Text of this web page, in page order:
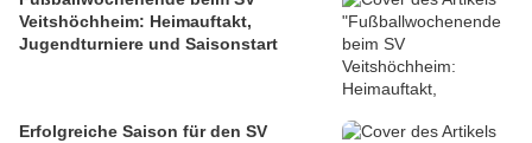
Veitshöchheim: Heimauftakt,
Jugendturniere und Saisonstart
Erfolgreiche Saison für den SV